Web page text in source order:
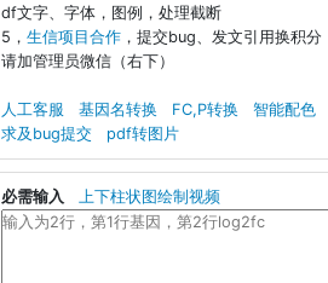
df文字、字体，图例，处理截断
5， 生信项目合作 ，提交bug、发文引用换积分
请加管理员微信（右下）
人工客服 基因名转换 FC,P转换
智能配色
求及bug提交
pdf转图片
必需输入 上下柱状图绘制视频